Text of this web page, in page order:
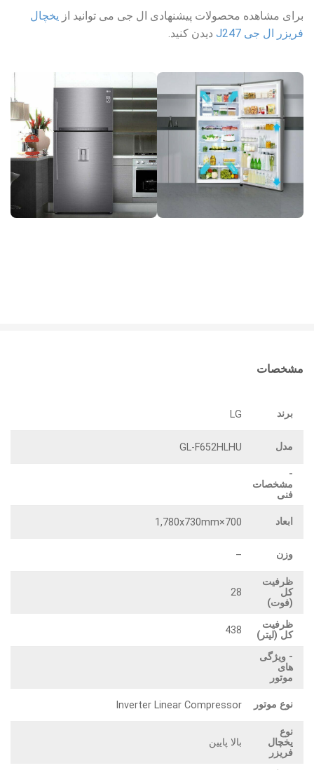
برای مشاهده محصولات پیشنهادی ال جی می توانید از یخچال
فریزر ال جی J247
دیدن کنید.
مشخصات
برند LG
مدل GL-F652HLHU
-
مشخصات
فنی
ابعاد 700×1,780x730mm
وزن –
ظرفیت
کل
(فوت)
28
ظرفیت
کل (لیتر)
438
- ویژگی
های
موتور
نوع موتور Inverter Linear Compressor
نوع
یخچال
فریزر
بالا پایین